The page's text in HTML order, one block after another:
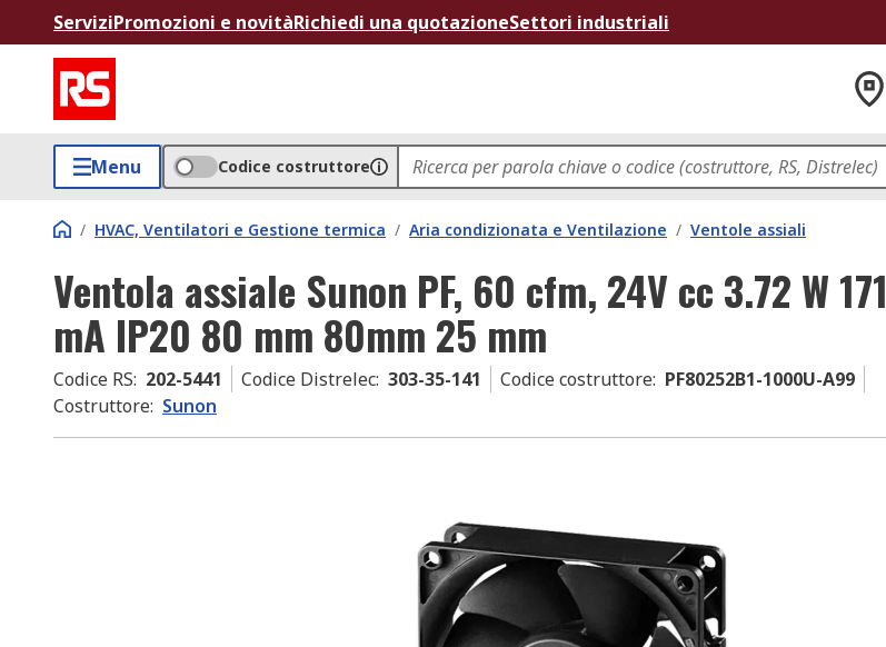
ServiziPromozioni e novitàRichiedi una quotazioneSettori industriali
Menu Codice costruttore
/ HVAC, Ventilatori e Gestione termica / Aria condizionata e Ventilazione / Ventole assiali
Ventola assiale Sunon PF, 60 cfm, 24V cc 3.72 W 171
mA IP20 80 mm 80mm 25 mm
Codice RS: 202-5441 Codice Distrelec: 303-35-141 Codice costruttore: PF80252B1-1000U-A99
Costruttore: Sunon